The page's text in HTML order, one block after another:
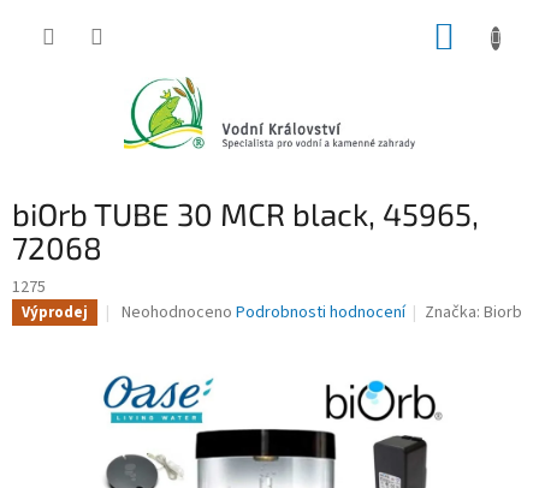
biOrb TUBE 30 MCR black, 45965,
72068
1275
Výprodej
Průměrné
je
0,0
z
hvězdiček.
Neohodnoceno Podrobnosti hodnocení Značka:Biorb